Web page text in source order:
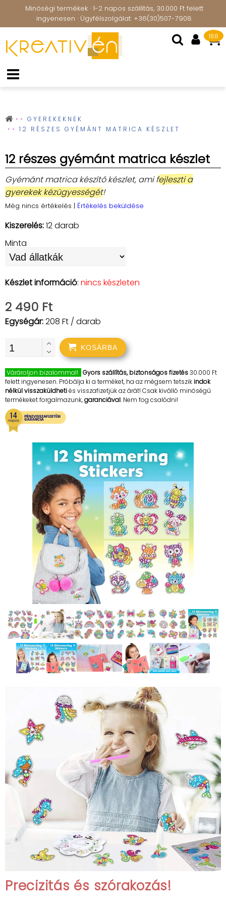
Minőségi termékek · 1-2 napos szállítás, 30.000 Ft felett
ingyenesen · Ügyfélszolgálat: +36(30)507-7908
168
GYEREKEKNEK
12 RÉSZES GYÉMÁNT MATRICA KÉSZLET
12 részes gyémánt matrica készlet
Gyémánt matrica készítő készlet, amifejleszti a
gyerekek kézügyességét!
Még nincs értékelés | Értékelés beküldése
Kiszerelés:12 darab
Minta
Készlet információ: nincs készleten
2 490 Ft
Egységár:208 Ft / darab
KOSÁRBA
Várároljon bizalommal! Gyors szállítás, biztonságos fizetés30.000 Ft
felett ingyenesen. Próbálja ki a terméket, ha az mégsem tetszikindok
nélkül visszaküldhetiés visszafizetjük az árát! Csak kiválló minőségű
termékeket forgalmazunk,garanciával. Nem fog csalódni!
Precizitás és szórakozás!